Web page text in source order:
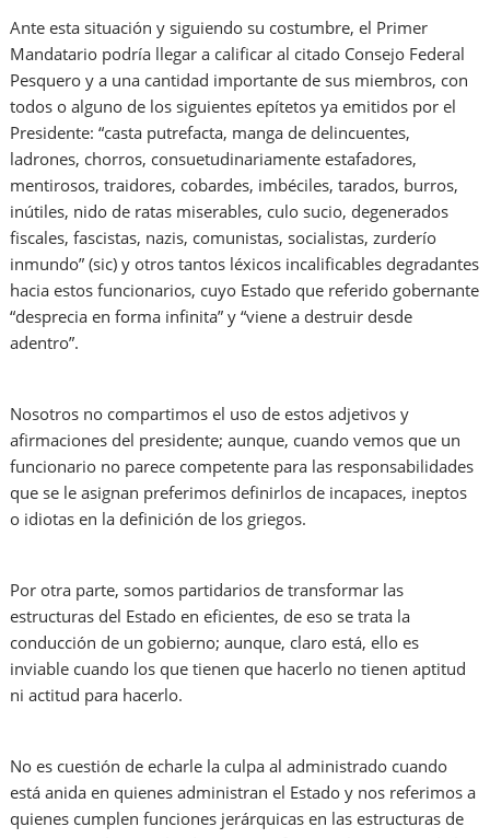
Ante esta situación y siguiendo su costumbre, el Primer
Mandatario podría llegar a calificar al citado Consejo Federal
Pesquero y a una cantidad importante de sus miembros, con
todos o alguno de los siguientes epítetos ya emitidos por el
Presidente: “casta putrefacta, manga de delincuentes,
ladrones, chorros, consuetudinariamente estafadores,
mentirosos, traidores, cobardes, imbéciles, tarados, burros,
inútiles, nido de ratas miserables, culo sucio, degenerados
fiscales, fascistas, nazis, comunistas, socialistas, zurderío
inmundo” (sic) y otros tantos léxicos incalificables degradantes
hacia estos funcionarios, cuyo Estado que referido gobernante
“desprecia en forma infinita” y “viene a destruir desde
adentro”.
Nosotros no compartimos el uso de estos adjetivos y
afirmaciones del presidente; aunque, cuando vemos que un
funcionario no parece competente para las responsabilidades
que se le asignan preferimos definirlos de incapaces, ineptos
o idiotas en la definición de los griegos.
Por otra parte, somos partidarios de transformar las
estructuras del Estado en eficientes, de eso se trata la
conducción de un gobierno; aunque, claro está, ello es
inviable cuando los que tienen que hacerlo no tienen aptitud
ni actitud para hacerlo.
No es cuestión de echarle la culpa al administrado cuando
está anida en quienes administran el Estado y nos referimos a
quienes cumplen funciones jerárquicas en las estructuras de